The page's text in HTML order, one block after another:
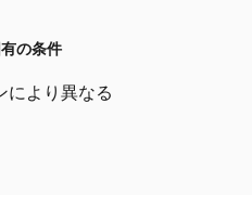
の条件
により異なる